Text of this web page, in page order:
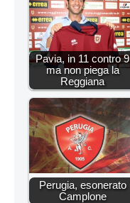
Pavia, in 11 contro 9
ma non piega la
Reggiana
Perugia, esonerato
Camplone